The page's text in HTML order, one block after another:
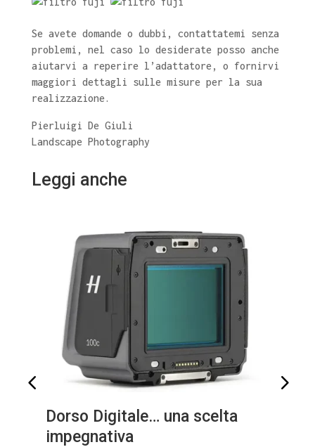
Se avete domande o dubbi, contattatemi senza
problemi, nel caso lo desiderate posso anche
aiutarvi a reperire l’adattatore, o fornirvi
maggiori dettagli sulle misure per la sua
realizzazione.
Pierluigi De Giuli
Landscape Photography
Leggi anche
Dorso Digitale… una scelta
impegnativa